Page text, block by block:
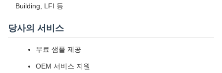
Building, LFI 등
당사의 서비스
무료 샘플 제공
OEM 서비스 지원